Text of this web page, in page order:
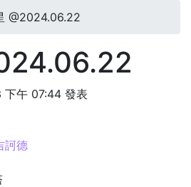
@2024.06.22
午 07:44 發表
訶德